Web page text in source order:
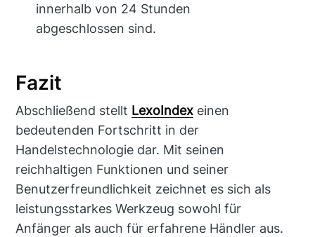
innerhalb von 24 Stunden
abgeschlossen sind.
Fazit
Abschließend stellt LexoIndex einen
bedeutenden Fortschritt in der
Handelstechnologie dar. Mit seinen
reichhaltigen Funktionen und seiner
Benutzerfreundlichkeit zeichnet es sich als
leistungsstarkes Werkzeug sowohl für
Anfänger als auch für erfahrene Händler aus.